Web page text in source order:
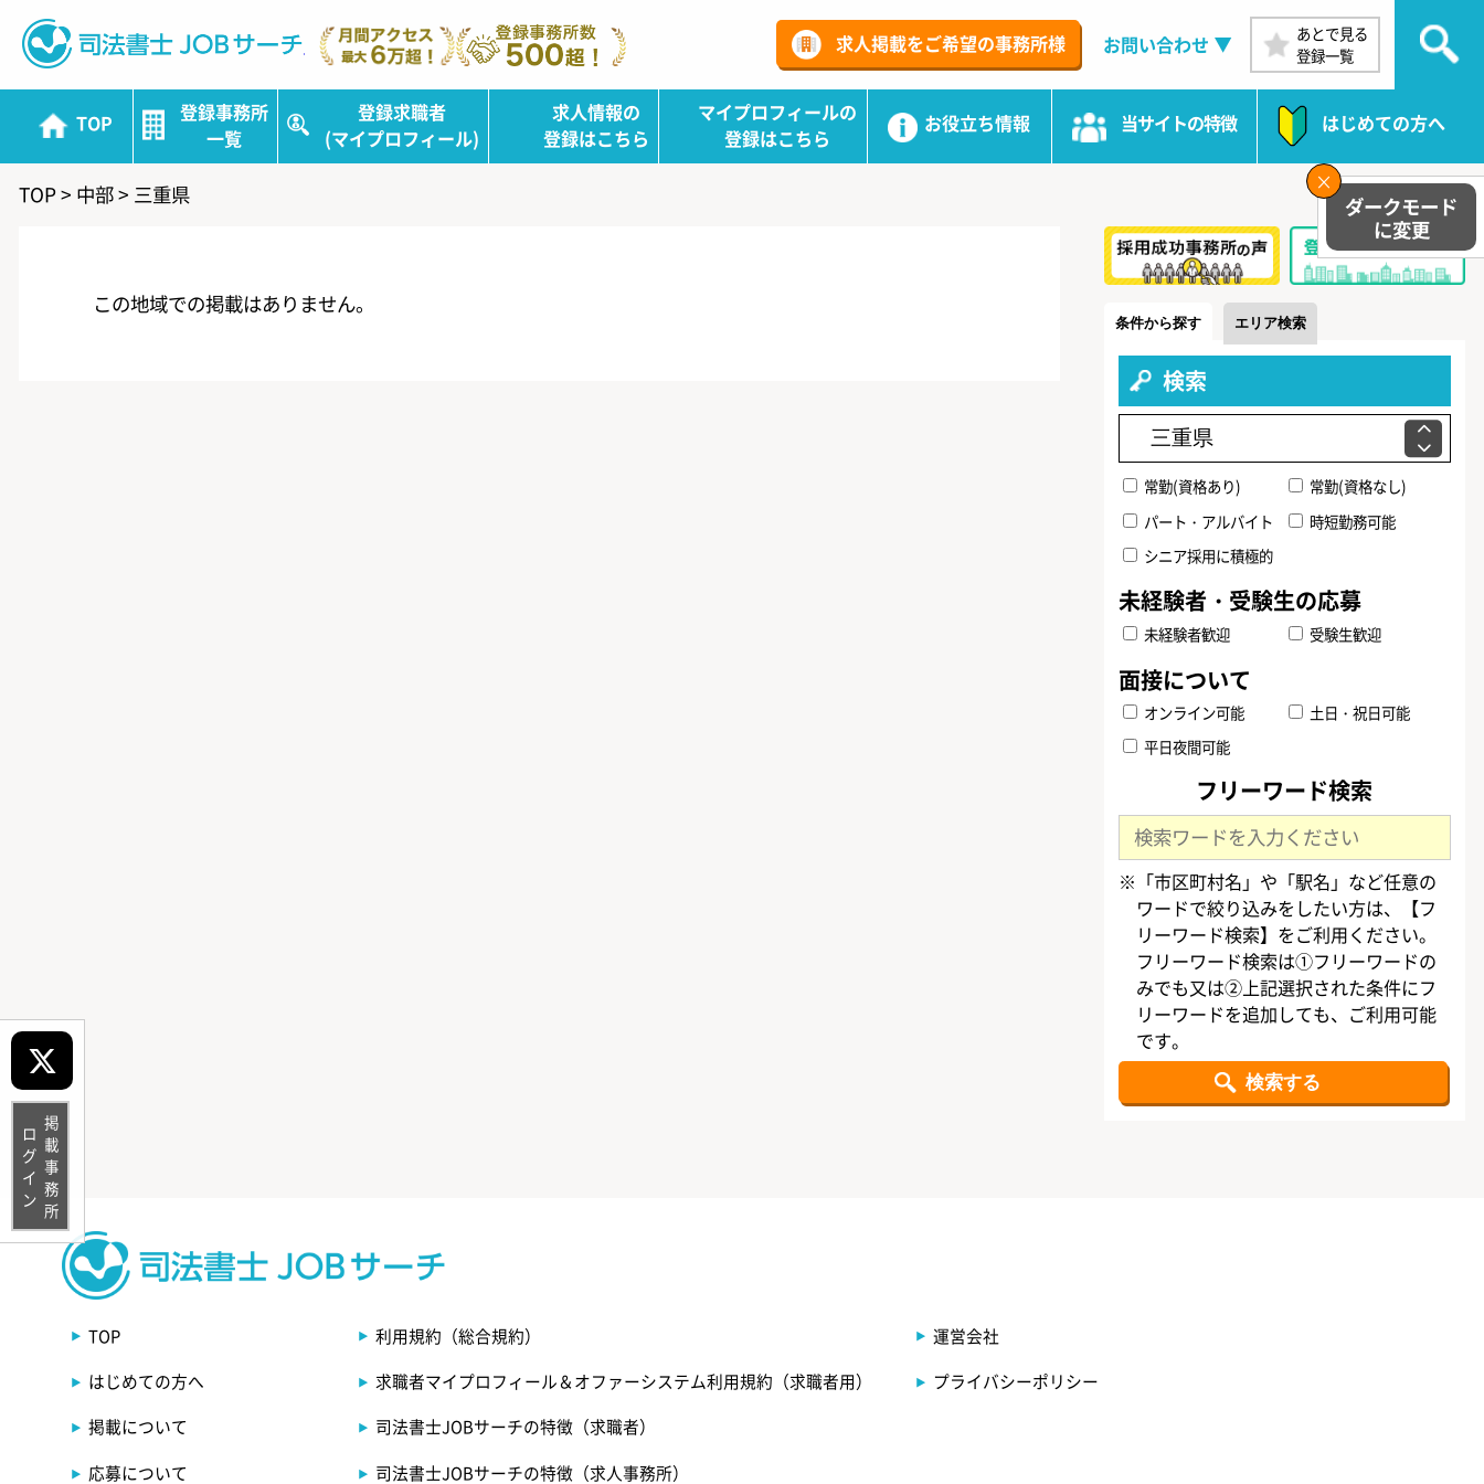
司法書士JOBサーチ 求人掲載をご希望の事務所様 お問い合わせ
あとで見る
登録一覧
TOP
登録事務所
一覧
登録求職者
(マイプロフィール)
求人情報の
登録はこちら
マイプロフィールの
登録はこちら
お役立ち情報 当サイトの特徴 はじめての方へ
TOP> 中部> 三重県
この地域での掲載はありません。
条件から探す エリア検索
検索
常勤(資格あり)
常勤(資格なし)
パート・アルバイト
時短勤務可能
シニア採用に積極的
未経験者歓迎 受験生歓迎
オンライン可能
土日・祝日可能
平日夜間可能
フリーワード検索
※「市区町村名」や「駅名」など任意の
ワードで絞り込みをしたい方は、【フ
リーワード検索】をご利用ください。
フリーワード検索は①フリーワードの
みでも又は②上記選択された条件にフ
リーワードを追加しても、ご利用可能
です。
TOP
はじめての方へ
掲載について
応募について
利用規約（総合規約）
求職者マイプロフィール＆オファーシステム利用規約（求職者用）
司法書士JOBサーチの特徴（求職者）
司法書士JOBサーチの特徴（求人事務所）
運営会社
プライバシーポリシー
掲載事務所
ログイン